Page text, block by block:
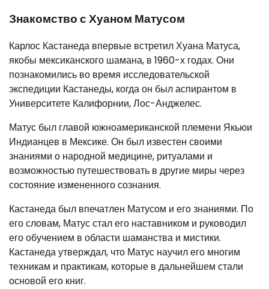
Знакомство с Хуаном Матусом
Карлос Кастанеда впервые встретил Хуана Матуса,
якобы мексиканского шамана, в 1960-х годах. Они
познакомились во время исследовательской
экспедиции Кастанеды, когда он был аспирантом в
Университете Калифорнии, Лос-Анджелес.
Матус был главой южноамериканской племени Якьюи
Индианцев в Мексике. Он был известен своими
знаниями о народной медицине, ритуалами и
возможностью путешествовать в другие миры через
состояние измененного сознания.
Кастанеда был впечатлен Матусом и его знаниями. По
его словам, Матус стал его наставником и руководил
его обучением в области шаманства и мистики.
Кастанеда утверждал, что Матус научил его многим
техникам и практикам, которые в дальнейшем стали
основой его книг.